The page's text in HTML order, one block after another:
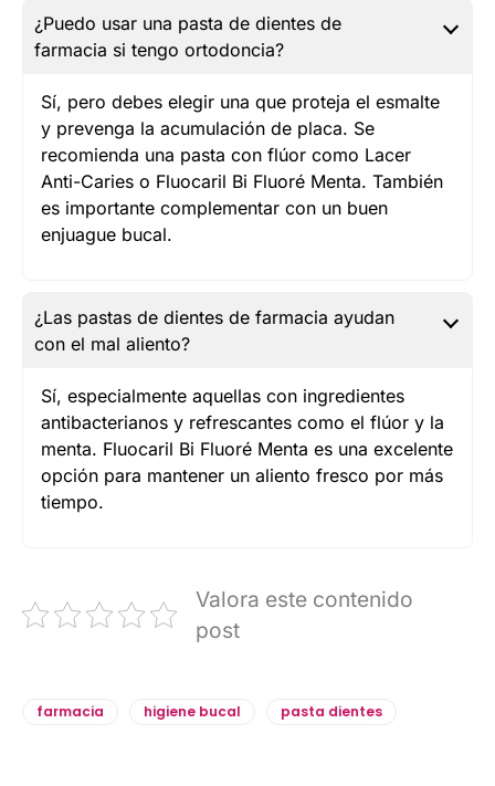
¿Puedo usar una pasta de dientes de
farmacia si tengo ortodoncia?
Sí, pero debes elegir una que proteja el esmalte
y prevenga la acumulación de placa. Se
recomienda una pasta con flúor como Lacer
Anti-Caries o Fluocaril Bi Fluoré Menta. También
es importante complementar con un buen
enjuague bucal.
¿Las pastas de dientes de farmacia ayudan
con el mal aliento?
Sí, especialmente aquellas con ingredientes
antibacterianos y refrescantes como el flúor y la
menta. Fluocaril Bi Fluoré Menta es una excelente
opción para mantener un aliento fresco por más
tiempo.
Valora este contenido
post
farmacia higiene bucal pasta dientes